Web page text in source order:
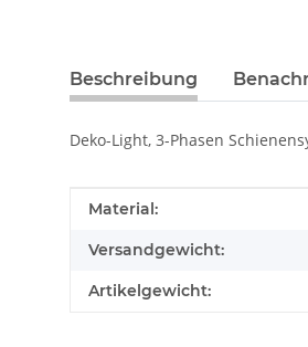
Beschreibung
Deko-Light, 3-Phasen
Produkteigenschaft
Wert
Material:
Versandgewicht:
Artikelgewicht: